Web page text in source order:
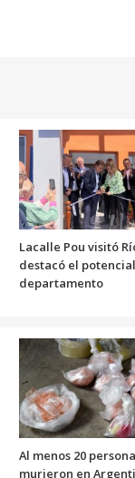
Lacalle Pou visitó
destacó el
departamento
Al menos 20
murieron en